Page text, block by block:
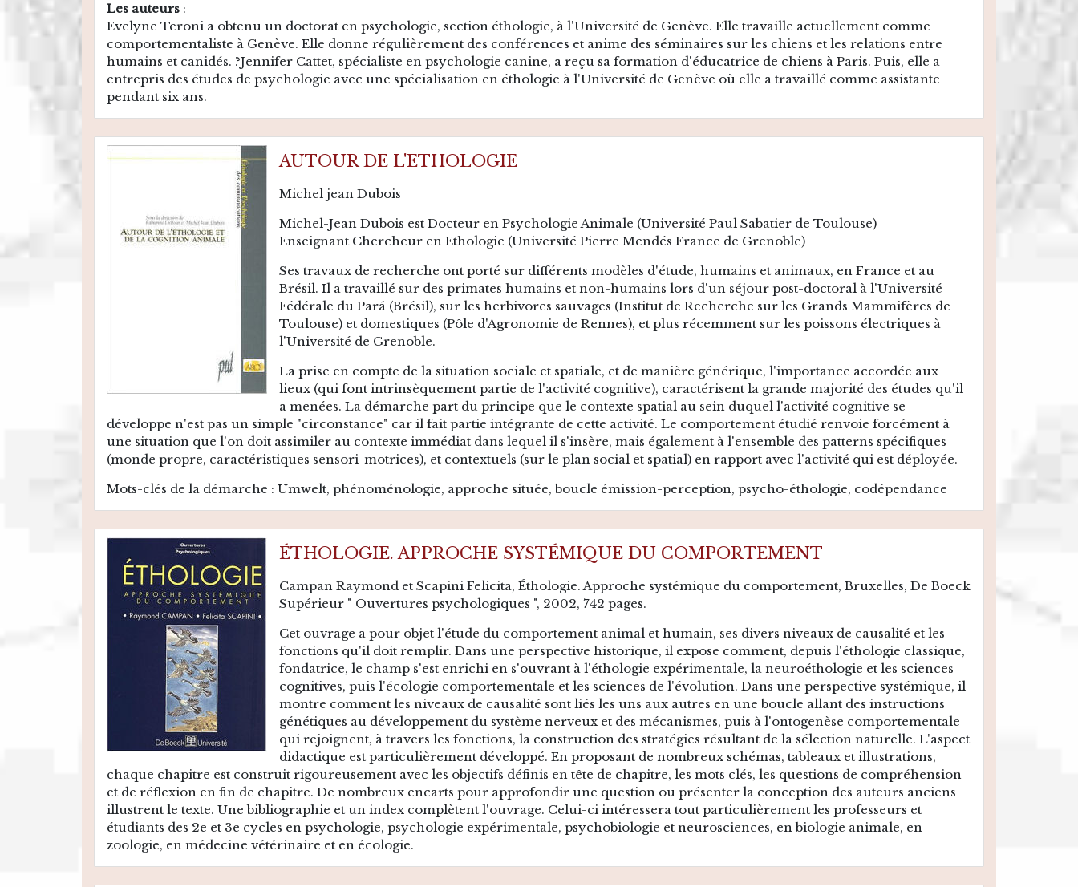
Les auteurs :
Evelyne Teroni a obtenu un doctorat en psychologie, section éthologie, à l'Université de Genève. Elle travaille actuellement comme
comportementaliste à Genève. Elle donne régulièrement des conférences et anime des séminaires sur les chiens et les relations entre
humains et canidés. ?Jennifer Cattet, spécialiste en psychologie canine, a reçu sa formation d'éducatrice de chiens à Paris. Puis, elle a
entrepris des études de psychologie avec une spécialisation en éthologie à l'Université de Genève où elle a travaillé comme assistante
pendant six ans.
AUTOUR DE L'ETHOLOGIE
Michel jean Dubois
Michel-Jean Dubois est Docteur en Psychologie Animale (Université Paul Sabatier de Toulouse)
Enseignant Chercheur en Ethologie (Université Pierre Mendés France de Grenoble)
Ses travaux de recherche ont porté sur différents modèles d'étude, humains et animaux, en France et au
Brésil. Il a travaillé sur des primates humains et non-humains lors d'un séjour post-doctoral à l'Université
Fédérale du Pará (Brésil), sur les herbivores sauvages (Institut de Recherche sur les Grands Mammifères de
Toulouse) et domestiques (Pôle d'Agronomie de Rennes), et plus récemment sur les poissons électriques à
l'Université de Grenoble.
La prise en compte de la situation sociale et spatiale, et de manière générique, l'importance accordée aux
lieux (qui font intrinsèquement partie de l'activité cognitive), caractérisent la grande majorité des études qu'il
a menées. La démarche part du principe que le contexte spatial au sein duquel l'activité cognitive se
développe n'est pas un simple "circonstance" car il fait partie intégrante de cette activité. Le comportement étudié renvoie forcément à
une situation que l'on doit assimiler au contexte immédiat dans lequel il s'insère, mais également à l'ensemble des patterns spécifiques
(monde propre, caractéristiques sensori-motrices), et contextuels (sur le plan social et spatial) en rapport avec l'activité qui est déployée.
Mots-clés de la démarche : Umwelt, phénoménologie, approche située, boucle émission-perception, psycho-éthologie, codépendance
ÉTHOLOGIE. APPROCHE SYSTÉMIQUE DU COMPORTEMENT
Campan Raymond et Scapini Felicita, Éthologie. Approche systémique du comportement, Bruxelles, De Boeck
Supérieur " Ouvertures psychologiques ", 2002, 742 pages.
Cet ouvrage a pour objet l'étude du comportement animal et humain, ses divers niveaux de causalité et les
fonctions qu'il doit remplir. Dans une perspective historique, il expose comment, depuis l'éthologie classique,
fondatrice, le champ s'est enrichi en s'ouvrant à l'éthologie expérimentale, la neuroéthologie et les sciences
cognitives, puis l'écologie comportementale et les sciences de l'évolution. Dans une perspective systémique, il
montre comment les niveaux de causalité sont liés les uns aux autres en une boucle allant des instructions
génétiques au développement du système nerveux et des mécanismes, puis à l'ontogenèse comportementale
qui rejoignent, à travers les fonctions, la construction des stratégies résultant de la sélection naturelle. L'aspect
didactique est particulièrement développé. En proposant de nombreux schémas, tableaux et illustrations,
chaque chapitre est construit rigoureusement avec les objectifs définis en tête de chapitre, les mots clés, les questions de compréhension
et de réflexion en fin de chapitre. De nombreux encarts pour approfondir une question ou présenter la conception des auteurs anciens
illustrent le texte. Une bibliographie et un index complètent l'ouvrage. Celui-ci intéressera tout particulièrement les professeurs et
étudiants des 2e et 3e cycles en psychologie, psychologie expérimentale, psychobiologie et neurosciences, en biologie animale, en
zoologie, en médecine vétérinaire et en écologie.